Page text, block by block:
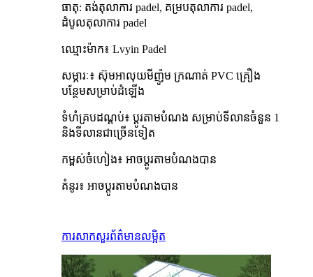
ធាតុ: តង់តុលាការ padel, គម្របតុលាការ padel,
ដំបូលតុលាការ padel
ឈ្មោះម៉ាក៖ Lvyin Padel
សម្ភារៈ៖ ស៊ុមអាលុយមីញ៉ូម ក្រណាត់ PVC គ្រឿង
បន្ថែមសម្រាប់ដំឡើង
ទំហំគ្របដណ្តប់៖ ប្ដូរតាមបំណង សម្រាប់ទីលានចំនួន 1
និងទីលានជាច្រើនទៀត
កម្ពស់ចំហៀង៖ អាចប្ដូរតាមបំណងបាន
គំនូរ៖ អាចប្ដូរតាមបំណងបាន
ការសាកសួរព័ត៌មានលម្អិត